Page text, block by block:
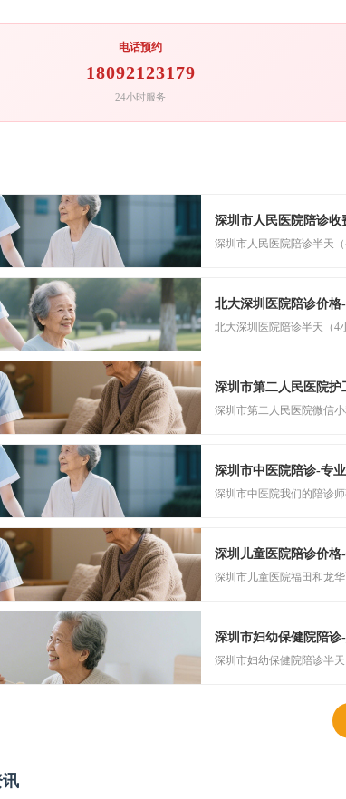
电话预约
18092123179
24小时服务
深圳市人民医院陪诊收
深圳市人民医院陪诊半天（
北大深圳医院陪诊价格
北大深圳医院陪诊半天（4
深圳市第二人民医院护
深圳市第二人民医院微信
深圳市中医院陪诊-专
深圳市中医院我们的陪诊
深圳儿童医院陪诊价格
深圳市儿童医院福田和龙
深圳市妇幼保健院陪诊
深圳市妇幼保健院陪诊半